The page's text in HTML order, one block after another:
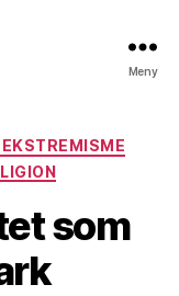
Meny
som